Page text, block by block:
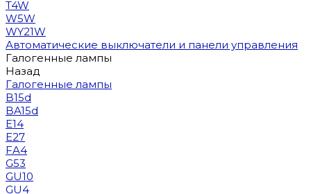
T4W
W5W
WY21W
Автоматические выключатели и панели управления
Галогенные лампы
Назад
Галогенные лампы
B15d
BA15d
E14
E27
FA4
G53
GU10
GU4